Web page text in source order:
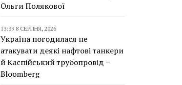
Ольги Полякової
13:39 8 СЕРПНЯ, 2026
Україна погодилася не
атакувати деякі нафтові танкери
й Каспійський трубопровід –
Bloomberg